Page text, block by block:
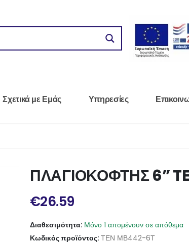
Σχετικά με Εμάς Υπηρεσίες
ΠΛΑΓΙΟΚΟΦΤΗΣ 6”
€26.59
Διαθεσιμότητα: Μόνο 1 απομένουν σε απόθεμα
Κωδικός προϊόντος: ΤΕΝ ΜΒ442-6Τ